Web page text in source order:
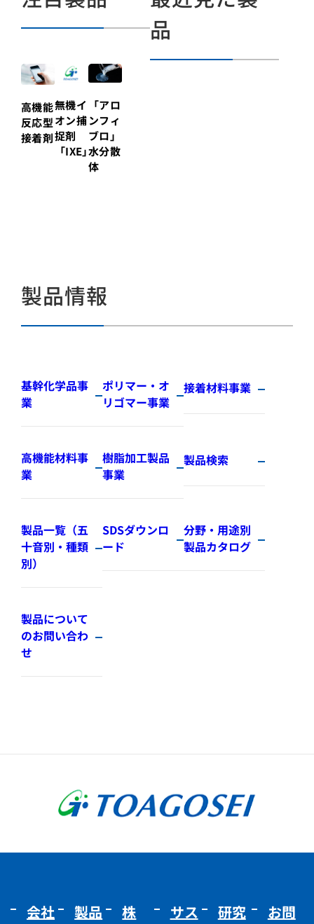
高機能
反応型
接着剤
無機イ
オン捕
捉剤
「IXE」
「アロ
ンフィ
ブロ」
水分散
体
品
製品情報
基幹化学品事
業
ポリマー・オ
リゴマー事業
接着材料事業
高機能材料事
業
樹脂加工製品
事業
製品検索
製品一覧（五
十音別・種類
別）
SDSダウンロ
ード
分野・用途別
製品カタログ
製品について
のお問い合わ
せ
会社
製品
株
サス
研究
お問